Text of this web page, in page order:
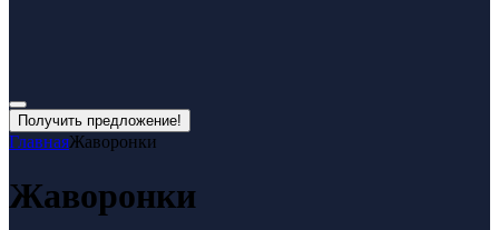
Получить предложение!
ГлавнаяЖаворонки
Жаворонки